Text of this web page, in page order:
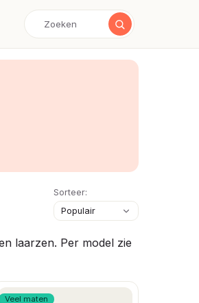
Sorteer:
laarzen. Per model zie
Veel maten